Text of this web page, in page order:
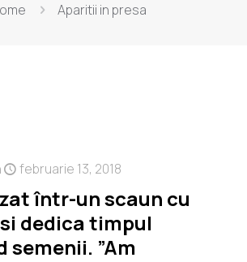
Aparitii in presa
februarie 13, 2018
într-un scaun cu
dedica timpul
semenii. ”Am